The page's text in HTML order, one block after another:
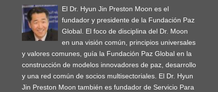
El Dr. Hyun Jin Preston Moon es el
fundador y presidente de la Fundación Paz
Global. El foco de disciplina del Dr. Moon
en una visión común, principios universales
y valores comunes, guía la Fundación Paz Global en la
construcción de modelos innovadores de paz, desarrollo
y una red común de socios multisectoriales. El Dr. Hyun
Jin Preston Moon también es fundador de Servicio Para